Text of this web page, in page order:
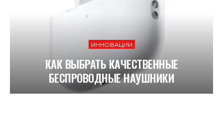
ИННОВАЦИИ
КАК ВЫБРАТЬ КАЧЕСТВЕННЫЕ
БЕСПРОВОДНЫЕ НАУШНИКИ